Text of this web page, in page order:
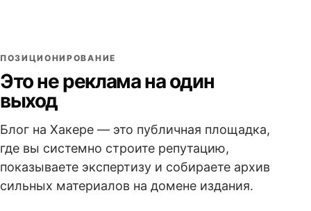
ПОЗИЦИОНИРОВАНИЕ
Это не реклама на один
выход
Блог на Хакере — это публичная площадка,
где вы системно строите репутацию,
показываете экспертизу и собираете архив
сильных материалов на домене издания.